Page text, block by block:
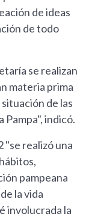
de ideas
de todo
se realizan
materia prima
de las
indicó.
"se realizó una
pampeana
la vida
involucrada la